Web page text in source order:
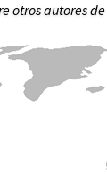
otros autores de